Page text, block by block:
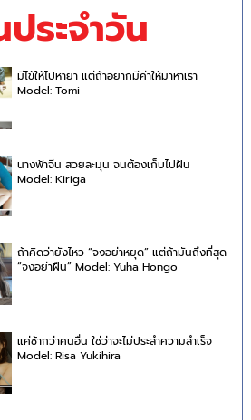
ระจำวัน
มีไข้ให้ไปหายา แต่ถ้าอยากมีค่าให้มาหาเรา
Model: Tomi
นางฟ้าจีน สวยละมุน จนต้องเก็บไปฝัน
Model: Kiriga
ถ้าคิดว่ายังไหว “จงอย่าหยุด” แต่ถ้ามันถึงที่สุด
“จงอย่าฝืน” Model: Yuha Hongo
แค่ช้ากว่าคนอื่น ใช่ว่าจะไม่ประสำความสำเร็จ
Model: Risa Yukihira